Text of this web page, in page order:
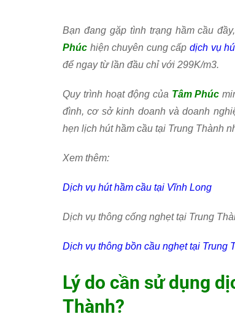
Bạn đang gặp tình trạng hầm cầu
Phúc hiện chuyên cung cấp dịch vụ
để ngay từ lần đầu chỉ với 299K/m3.
Quy trình hoạt động của Tâm Phúc
đình, cơ sở kinh doanh và doanh
hẹn lịch hút hầm cầu tại Trung Thành
Xem thêm:
Dịch vụ hút hầm cầu tại Vĩnh Long
Dịch vụ thông cống nghẹt tại Trung
Dịch vụ thông bồn cầu nghẹt tại Trung
Lý do cần sử dụng
Thành?